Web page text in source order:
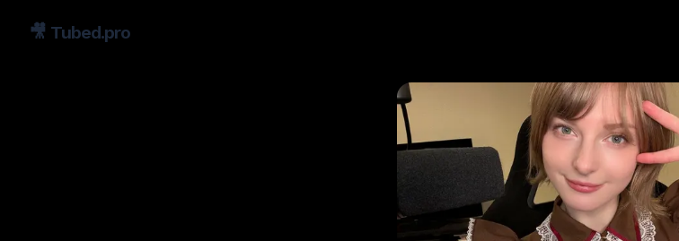
🎥 Tubed.pro